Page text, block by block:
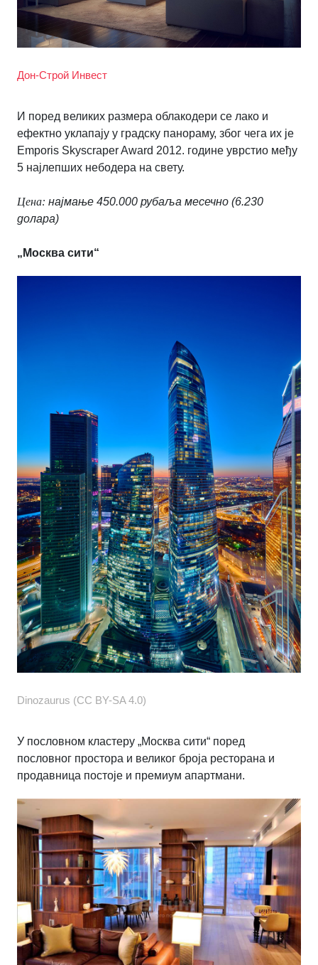
Дон-Строй Инвест
И поред великих размера облакодери се лако и
ефектно уклапају у градску панораму, због чега их је
Emporis Skyscraper Award 2012. године уврстио међу
5 најлепших небодера на свету.
Цена: најмање 450.000 рубаља месечно (6.230
долара)
„Москва сити“
Dinozaurus (CC BY-SA 4.0)
У пословном кластеру „Москва сити“ поред
пословног простора и великог броја ресторана и
продавница постоје и премиум апартмани.